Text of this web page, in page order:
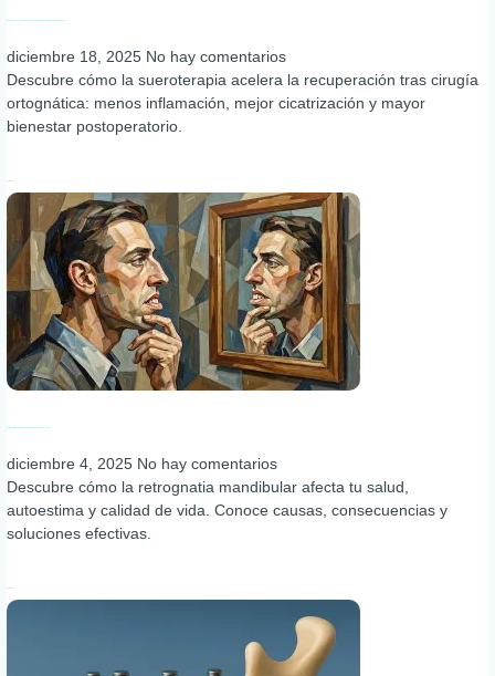
diciembre 18, 2025 No hay comentarios
Descubre cómo la sueroterapia acelera la recuperación tras cirugía
ortognática: menos inflamación, mejor cicatrización y mayor
bienestar postoperatorio.
diciembre 4, 2025 No hay comentarios
Descubre cómo la retrognatia mandibular afecta tu salud,
autoestima y calidad de vida. Conoce causas, consecuencias y
soluciones efectivas.